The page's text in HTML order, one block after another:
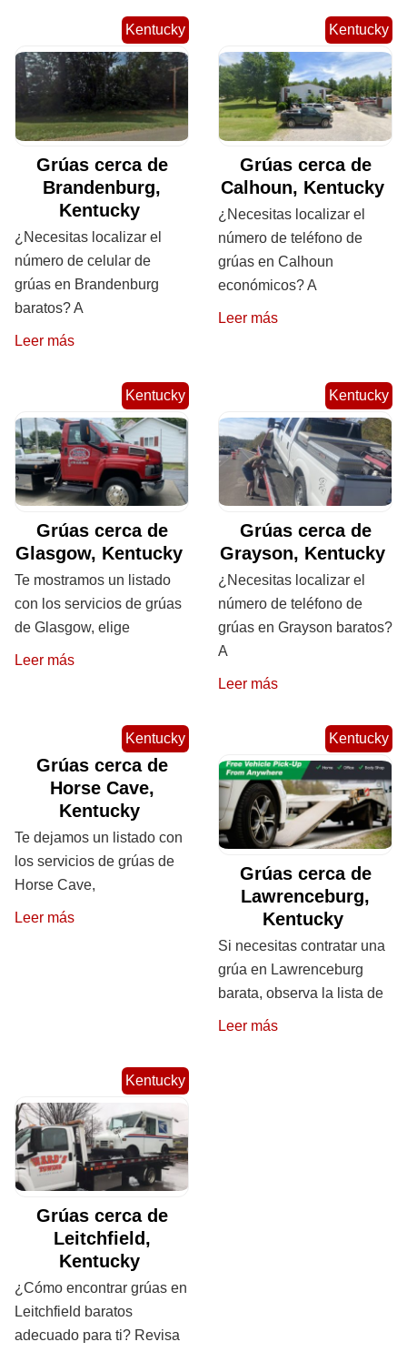
Kentucky
Grúas cerca de
Brandenburg,
Kentucky
¿Necesitas localizar el
número de celular de
grúas en Brandenburg
baratos? A
Leer más
Kentucky
Grúas cerca de
Calhoun, Kentucky
¿Necesitas localizar el
número de teléfono de
grúas en Calhoun
económicos? A
Leer más
Kentucky
Grúas cerca de
Glasgow, Kentucky
Te mostramos un listado
con los servicios de grúas
de Glasgow, elige
Leer más
Kentucky
Grúas cerca de
Grayson, Kentucky
¿Necesitas localizar el
número de teléfono de
grúas en Grayson baratos?
A
Leer más
Kentucky
Grúas cerca de
Horse Cave,
Kentucky
Te dejamos un listado con
los servicios de grúas de
Horse Cave,
Leer más
Kentucky
Grúas cerca de
Lawrenceburg,
Kentucky
Si necesitas contratar una
grúa en Lawrenceburg
barata, observa la lista de
Leer más
Kentucky
Grúas cerca de
Leitchfield,
Kentucky
¿Cómo encontrar grúas en
Leitchfield baratos
adecuado para ti? Revisa